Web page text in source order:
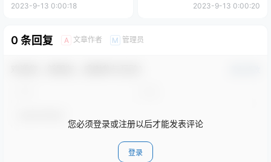
2023-9-13 0:00:18 2023-9-13 0:00:20
0 条回复 A 文章作者 M 管理员
您必须登录或注册以后才能发表评论
登录